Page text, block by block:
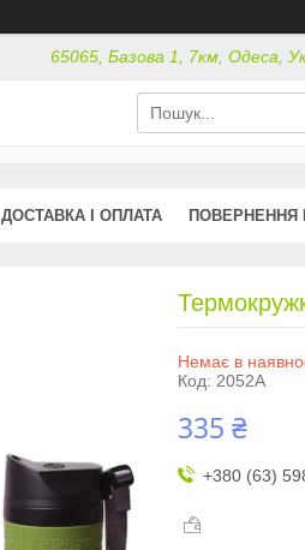
65065, Базова 1, 7км, Одеса,
ДОСТАВКА І ОПЛАТА ПОВЕРНЕННЯ
Немає в
Код: 2052A
335 ₴
+380 (63)